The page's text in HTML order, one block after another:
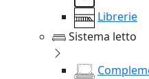
Librerie
Sistema letto